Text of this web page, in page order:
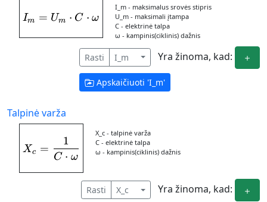
I_{m} = U_{m}\cdot C\cdot \omega
Im = Um ⋅ C ⋅ ω
I_m - maksimalus srovės stipris
U_m - maksimali įtampa
C - elektrinė talpa
ω - kampinis(ciklinis) dažnis
Rasti I_m Yra žinoma, kad:
Apskaičiuoti 'I_m'
Talpinė varža
X_{c} = \frac{1}{C\cdot \omega}
Xc =
C ⋅ ω
1
X_c - talpinė varža
C - elektrinė talpa
ω - kampinis(ciklinis) dažnis
Rasti X_c Yra žinoma, kad: